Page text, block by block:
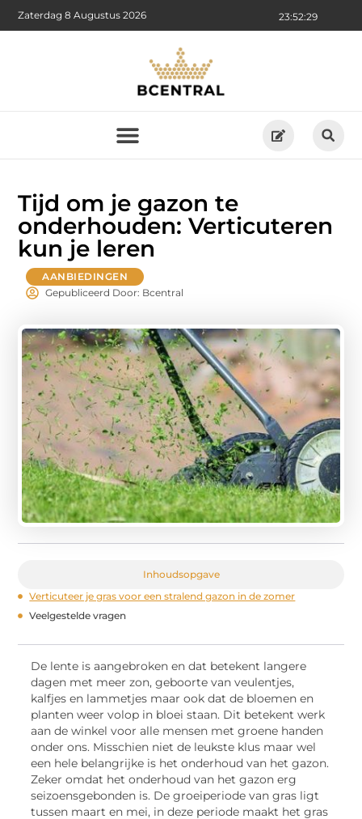
23:52:31
Zaterdag 8 Augustus 2026
Tijd om je gazon te
onderhouden: Verticuteren
kun je leren
AANBIEDINGEN
Gepubliceerd Door: Bcentral
Inhoudsopgave
Verticuteer je gras voor een stralend gazon in de zomer
Veelgestelde vragen
De lente is aangebroken en dat betekent langere
dagen met meer zon, geboorte van veulentjes,
kalfjes en lammetjes maar ook dat de bloemen en
planten weer volop in bloei staan. Dit betekent werk
aan de winkel voor alle mensen met groene handen
onder ons. Misschien niet de leukste klus maar wel
een hele belangrijke is het onderhoud van het gazon.
Zeker omdat het onderhoud van het gazon erg
seizoensgebonden is. De groeiperiode van gras ligt
tussen maart en mei, in deze periode maakt het gras